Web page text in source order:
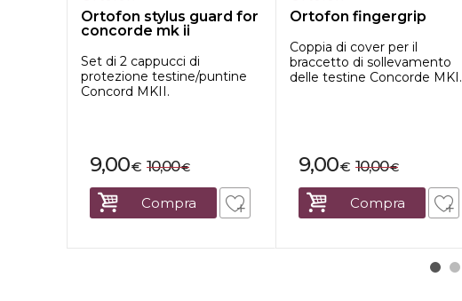
Ortofon stylus guard for
concorde mk ii
Set di 2 cappucci di
protezione testine/puntine
Concord MKII.
€
9,00 €
10,00
Compra
Ortofon fingergrip
Coppia di cover per il
braccetto di sollevamento
delle testine Concorde MKI.
€
9,00 €
10,00
Compra